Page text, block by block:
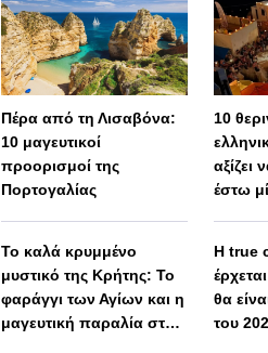
Πέρα από τη Λισαβόνα:
10 μαγευτικοί
προορισμοί της
Πορτογαλίας
Το καλά κρυμμένο
μυστικό της Κρήτης: Το
φαράγγι των Αγίων και η
μαγευτική παραλία στο
10
αξίζει
έστω
Η true
θα
του